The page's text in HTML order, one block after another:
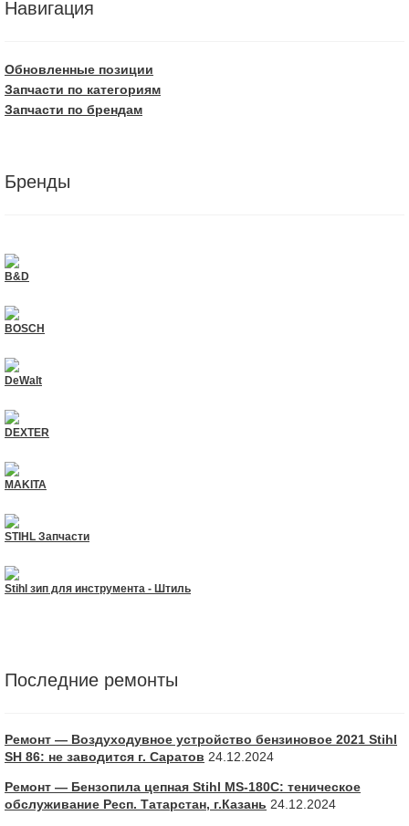
Навигация
Обновленные позиции
Запчасти по категориям
Запчасти по брендам
Бренды
B&D
BOSCH
DeWalt
DEXTER
MAKITA
STIHL Запчасти
Stihl зип для инструмента - Штиль
Последние ремонты
Ремонт — Воздуходувное устройство бензиновое 2021 Stihl
SH 86: не заводится г. Саратов 24.12.2024
Ремонт — Бензопила цепная Stihl MS-180С: теническое
обслуживание Респ. Татарстан, г.Казань 24.12.2024